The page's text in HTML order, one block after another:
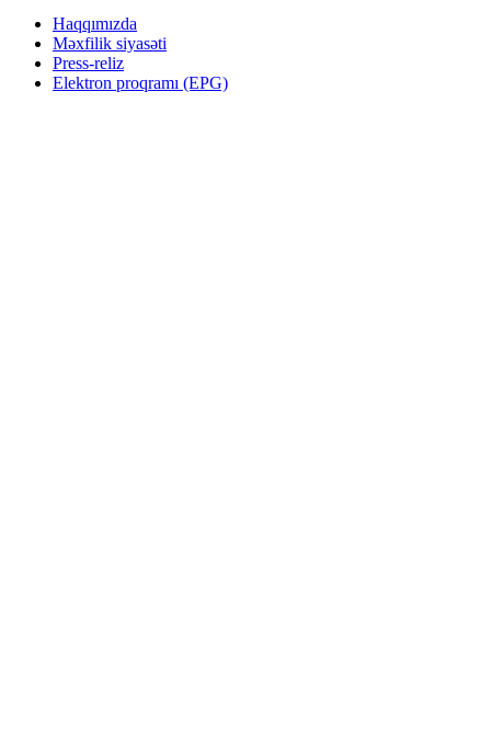
Haqqımızda
Məxfilik siyasəti
Press-reliz
Elektron proqramı (EPG)